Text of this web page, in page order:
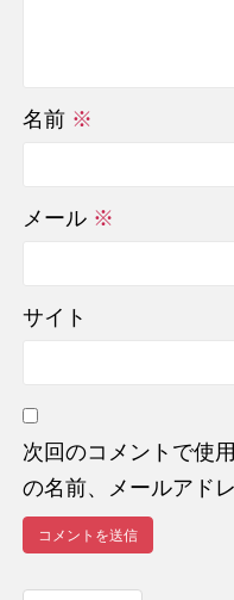
名前 ※
メール ※
サイト
次回のコメントで使
の名前、メールアド